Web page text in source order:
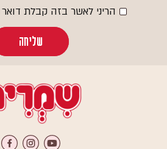
הריני לאשר בזה קבלת
שליחה